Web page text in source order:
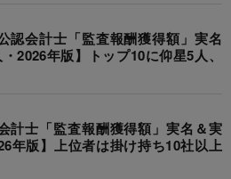
認会計士「監査報酬獲得額」実名
2026年版】トップ10に仰星5人、
計士「監査報酬獲得額」実名＆実
年版】上位者は掛け持ち10社以上